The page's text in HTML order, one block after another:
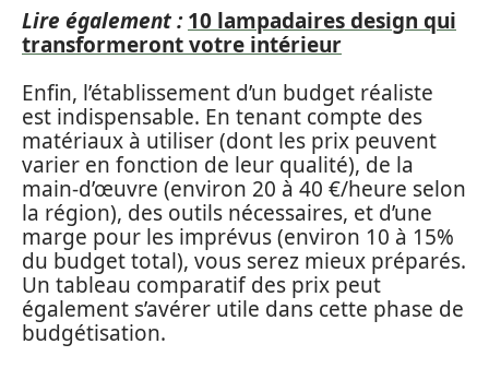
Lire également : 10 lampadaires design qui
transformeront votre intérieur
Enfin, l’établissement d’un budget réaliste
est indispensable. En tenant compte des
matériaux à utiliser (dont les prix peuvent
varier en fonction de leur qualité), de la
main-d’œuvre (environ 20 à 40 €/heure selon
la région), des outils nécessaires, et d’une
marge pour les imprévus (environ 10 à 15%
du budget total), vous serez mieux préparés.
Un tableau comparatif des prix peut
également s’avérer utile dans cette phase de
budgétisation.